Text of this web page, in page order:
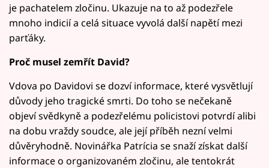
je pachatelem zločinu. Ukazuje na to až podezřele
mnoho indicií a celá situace vyvolá další napětí mezi
parťáky.
Proč musel zemřít David?
Vdova po Davidovi se dozví informace, které vysvětlují
důvody jeho tragické smrti. Do toho se nečekaně
objeví svědkyně a podezřelému policistovi potvrdí alibi
na dobu vraždy soudce, ale její příběh nezní velmi
důvěryhodně. Novinářka Patrícia se snaží získat další
informace o organizovaném zločinu, ale tentokrát